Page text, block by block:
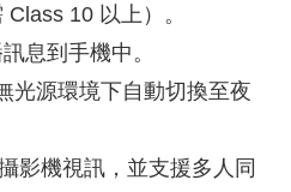
10 以上）。
息到手機中。
光源環境下自動切換至夜
影機視訊，並支援多人同